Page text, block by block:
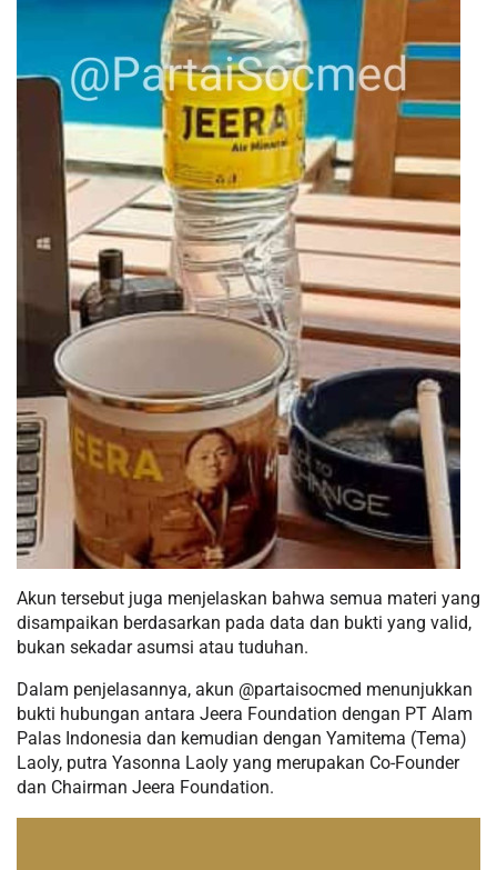
Akun tersebut juga menjelaskan bahwa semua materi yang
disampaikan berdasarkan pada data dan bukti yang valid,
bukan sekadar asumsi atau tuduhan.
Dalam penjelasannya, akun @partaisocmed menunjukkan
bukti hubungan antara Jeera Foundation dengan PT Alam
Palas Indonesia dan kemudian dengan Yamitema (Tema)
Laoly, putra Yasonna Laoly yang merupakan Co-Founder
dan Chairman Jeera Foundation.